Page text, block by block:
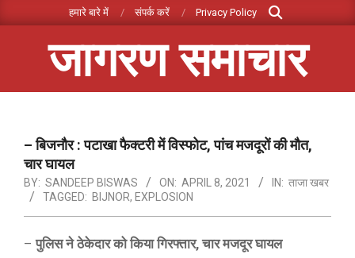
to
हमारे बारे में संपर्क करें Privacy Policy
Search
जागरण समाचार
– बिजनौर : पटाखा फैक्टरी में विस्फोट, पांच मजदूरों की मौत,
चार घायल
BY: SANDEEP BISWAS ON: APRIL 8, 2021 IN: ताजा खबर
TAGGED: BIJNOR, EXPLOSION
–पुलिस ने ठेकेदार को किया गिरफ्तार, चार मजदूर घायल